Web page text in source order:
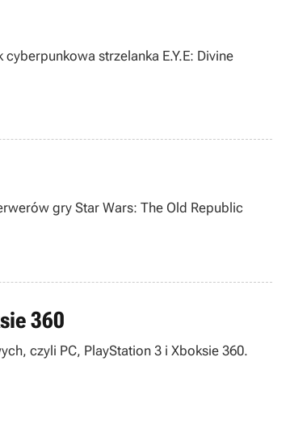
strzelanka E.Y.E: Divine
gry Star Wars: The Old Republic
360
czyli PC, PlayStation 3 i Xboksie 360.